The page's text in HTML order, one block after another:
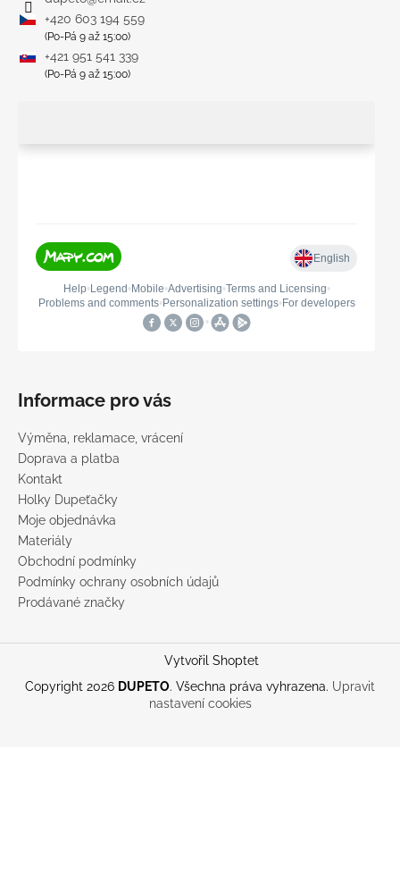
+420 603 194 559
(Po-Pá 9 až 15:00)
+421 951 541 339
(Po-Pá 9 až 15:00)
Informace pro vás
Výměna, reklamace, vrácení
Doprava a platba
Kontakt
Holky Dupeťačky
Moje objednávka
Materiály
Obchodní podmínky
Podmínky ochrany osobních údajů
Prodávané značky
Vytvořil Shoptet
Copyright 2026 DUPETO. Všechna práva vyhrazena. Upravit
nastavení cookies